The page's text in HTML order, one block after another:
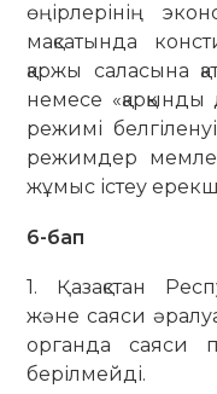
өңірлерінің
мақсатында
қаржы саласына
немесе «қарқынды
режимі
режимдер
жұмыс істеу
6-бап
1. Қазақстан
және саяси
органда саяси
берілмейді.